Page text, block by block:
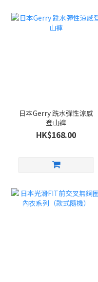
日本Gerry 跣水彈性涼感
登山褲
HK$168.00